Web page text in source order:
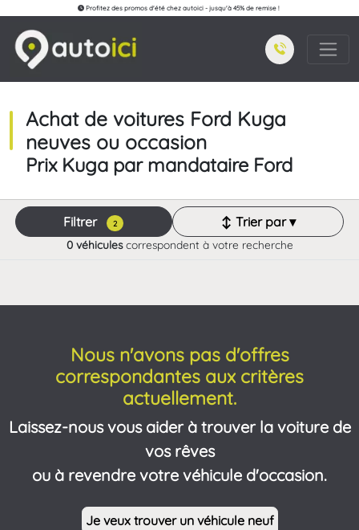
Profitez des promos d'été chez autoici - jusqu'à 45% de remise !
Achat de voitures Ford Kuga
neuves ou occasion
Prix Kuga par mandataire Ford
Filtrer 2 ↕ Trier par ▾
0 véhiculescorrespondent à votre recherche
Nous n'avons pas d'offres
correspondantes aux critères
actuellement.
Laissez-nous vous aider à trouver la voiture de
vos rêves
ou à revendre votre véhicule d'occasion.
Je veux trouver un véhicule neuf